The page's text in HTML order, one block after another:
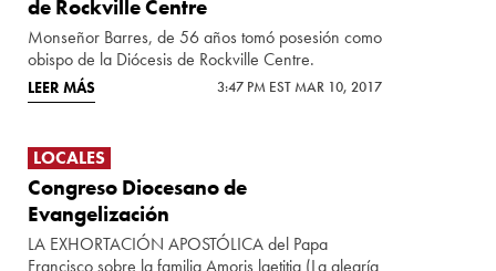
de Rockville Centre
Monseñor Barres, de 56 años tomó posesión como
obispo de la Diócesis de Rockville Centre.
LEER MÁS 3:47 PM EST MAR 10, 2017
LOCALES
Congreso Diocesano de
Evangelización
LA EXHORTACIÓN APOSTÓLICA del Papa
Francisco sobre la familia Amoris laetitia (La alegría